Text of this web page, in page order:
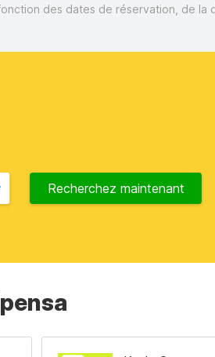
des dates de réservation, de la
Recherchez maintenant